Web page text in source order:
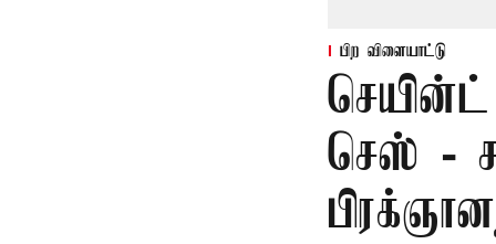
பிற விளையாட்டு
செயின்ட்
செஸ் -